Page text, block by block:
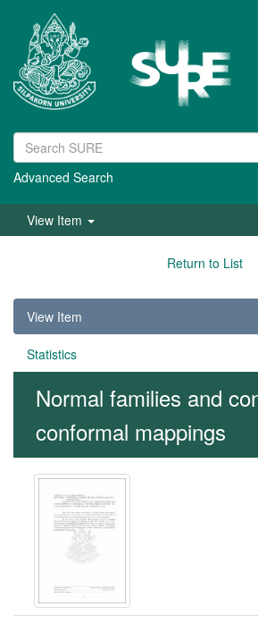
Advanced Search
View Item
Return to List
View Item
Statistics
Normal families and
conformal mappings